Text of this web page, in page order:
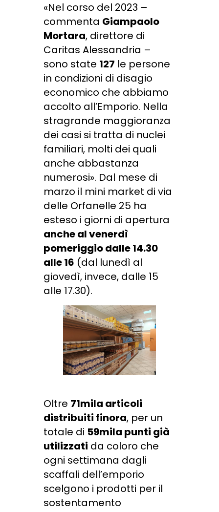
«Nel corso del 2023 –
commenta Giampaolo
Mortara, direttore di
Caritas Alessandria –
sono state 127 le persone
in condizioni di disagio
economico che abbiamo
accolto all’Emporio. Nella
stragrande maggioranza
dei casi si tratta di nuclei
familiari, molti dei quali
anche abbastanza
numerosi». Dal mese di
marzo il mini market di via
delle Orfanelle 25 ha
esteso i giorni di apertura
anche al venerdì
pomeriggio dalle 14.30
alle 16 (dal lunedì al
giovedì, invece, dalle 15
alle 17.30).
Oltre 71mila articoli
distribuiti finora, per un
totale di 59mila punti già
utilizzati da coloro che
ogni settimana dagli
scaffali dell’emporio
scelgono i prodotti per il
sostentamento